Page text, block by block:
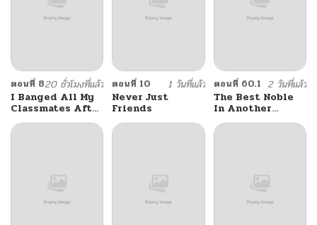
ตอนที่ 820 ชั่วโมงที่แล้ว
I Banged All My
Classmates After
Graduation
ตอนที่ 10
1 วันที่แล้ว
Never Just
Friends
ตอนที่ 60.1 2 วันที่แล้ว
The Best Noble
In Another
World: The
Bigger My Harem